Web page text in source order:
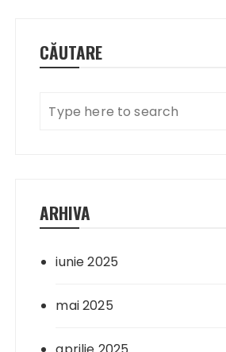
CĂUTARE
ARHIVA
iunie 2025
mai 2025